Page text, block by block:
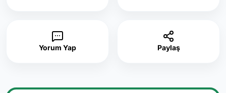
Yorum Yap Paylaş